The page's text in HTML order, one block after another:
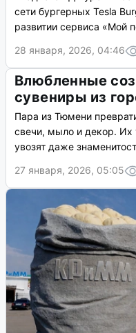
сети бургерных Tesla
развитии сервиса «Мой
28 января, 2026, 04:46
Влюбленные
сувениры из
Пара из Тюмени
свечи, мыло и декор. Их
увозят даже
27 января, 2026, 05:05